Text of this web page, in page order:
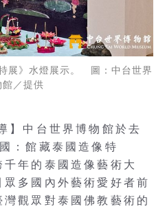
展》水燈展示。 圖：中台世界
館／提供
】中台世界博物館於去
：館藏泰國造像特
年的泰國造像藝術大
多國內外藝術愛好者前
觀眾對泰國佛教藝術的